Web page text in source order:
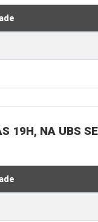
19H, NA UBS